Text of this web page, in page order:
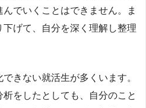
でいくことはできません。ま
げて、自分を深く理解し整理
きない就活生が多くいます。
をしたとしても、自分のこと